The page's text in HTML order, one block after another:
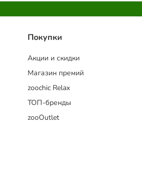
Покупки
Акции и скидки
Магазин премий
zoochic Relax
ТОП-бренды
zooOutlet